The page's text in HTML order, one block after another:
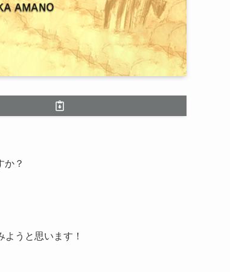
か？
うと思います！